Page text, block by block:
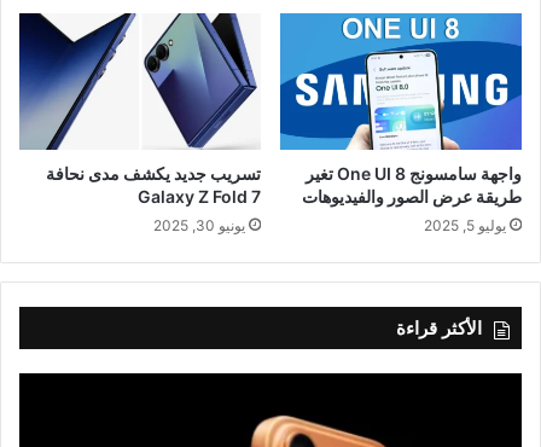
واجهة سامسونج One UI 8 تغير
طريقة عرض الصور والفيديوهات
يوليو 5, 2025
تسريب جديد يكشف مدى نحافة
Galaxy Z Fold 7
يونيو 30, 2025
الأكثر قراءة